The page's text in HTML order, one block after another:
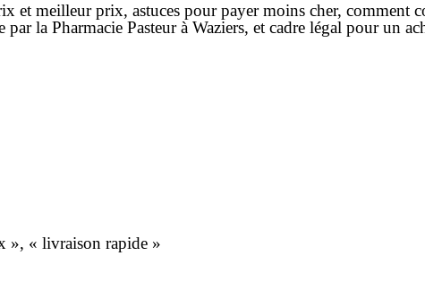
et meilleur prix, astuces pour payermoins cher, comment
par la Pharmacie Pasteur à Waziers, et cadre légal pour un
», « livraison rapide »